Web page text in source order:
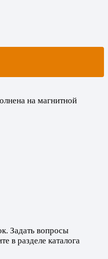
на магнитной
Задать вопросы
в разделе каталога